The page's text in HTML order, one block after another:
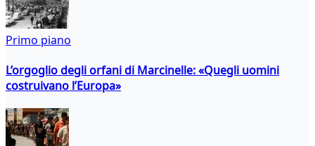
Primo piano
L’orgoglio degli orfani di Marcinelle: «Quegli uomini
costruivano l’Europa»